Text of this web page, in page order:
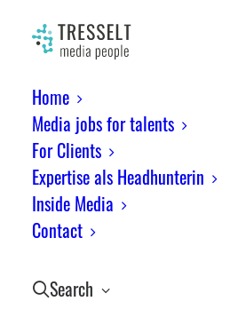
Home
Media jobs for talents
For Clients
Expertise als Headhunterin
Inside Media
Contact
Search
Month: Februar